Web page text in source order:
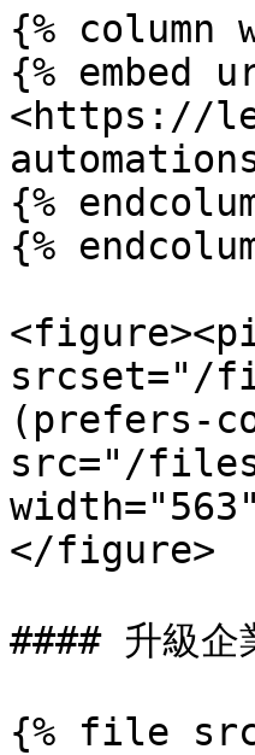
{% column
{% embed
<https://
{%
{%
srcset="/
(prefers-
src="/files/
</figure>
#### 升級企
{% file